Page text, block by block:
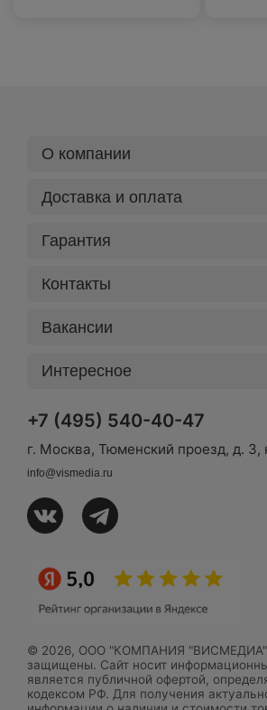
О компании
Доставка и оплата
Гарантия
Контакты
Вакансии
Интересное
+7 (495) 540-40-47
г. Москва, Тюменский проезд, д. 3,
info@vismedia.ru
© 2026, ООО "КОМПАНИЯ "ВИСМЕДИА".
защищены. Сайт носит
является публичной офертой,
кодексом РФ. Для получения